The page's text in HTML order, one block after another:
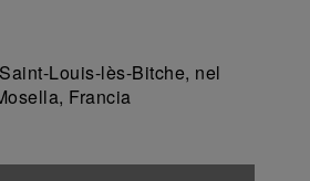
Louis-lès-Bitche, nel
Francia